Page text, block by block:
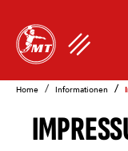
Home Informationen /